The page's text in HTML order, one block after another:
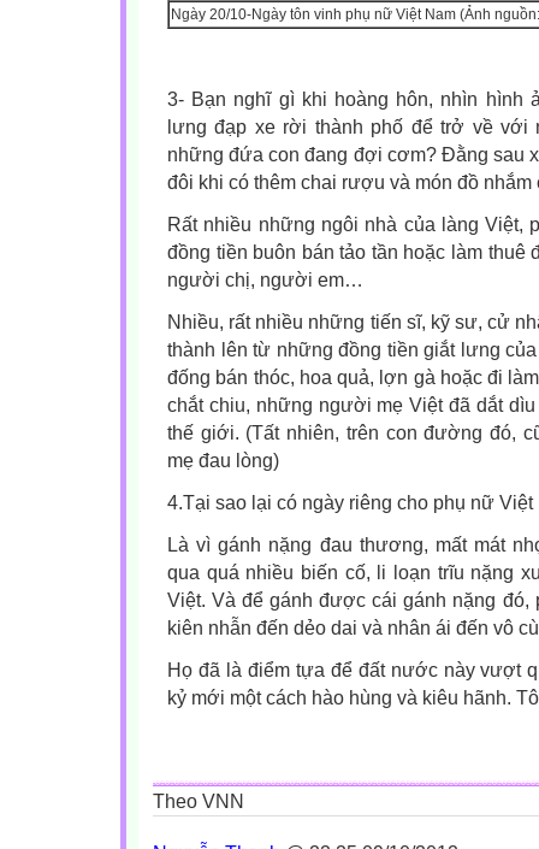
Ngày 20/10-Ngày tôn vinh phụ nữ Việt Nam (Ảnh
3- Bạn nghĩ gì khi hoàng hôn, nhìn hình
lưng đạp xe rời thành phố để trở về
những đứa con đang đợi cơm? Đằng sau
đôi khi có thêm chai rượu và món đồ nhắm
Rất nhiều những ngôi nhà của làng Việt,
đồng tiền buôn bán tảo tần hoặc làm
người chị, người em…
Nhiều, rất nhiều những tiến sĩ, kỹ sư, cử
thành lên từ những đồng tiền giắt lưng
đống bán thóc, hoa quả, lợn gà hoặc đi
chắt chiu, những người mẹ Việt đã dắt
thế giới. (Tất nhiên, trên con đường đó,
mẹ đau lòng)
4.Tại sao lại có ngày riêng cho phụ nữ Việt
Là vì gánh nặng đau thương, mất mát
qua quá nhiều biến cố, li loạn trĩu nặng
Việt. Và để gánh được cái gánh nặng đó,
kiên nhẫn đến dẻo dai và nhân ái đến vô
Họ đã là điểm tựa để đất nước này vượt
kỷ mới một cách hào hùng và kiêu hãnh.
Theo VNN